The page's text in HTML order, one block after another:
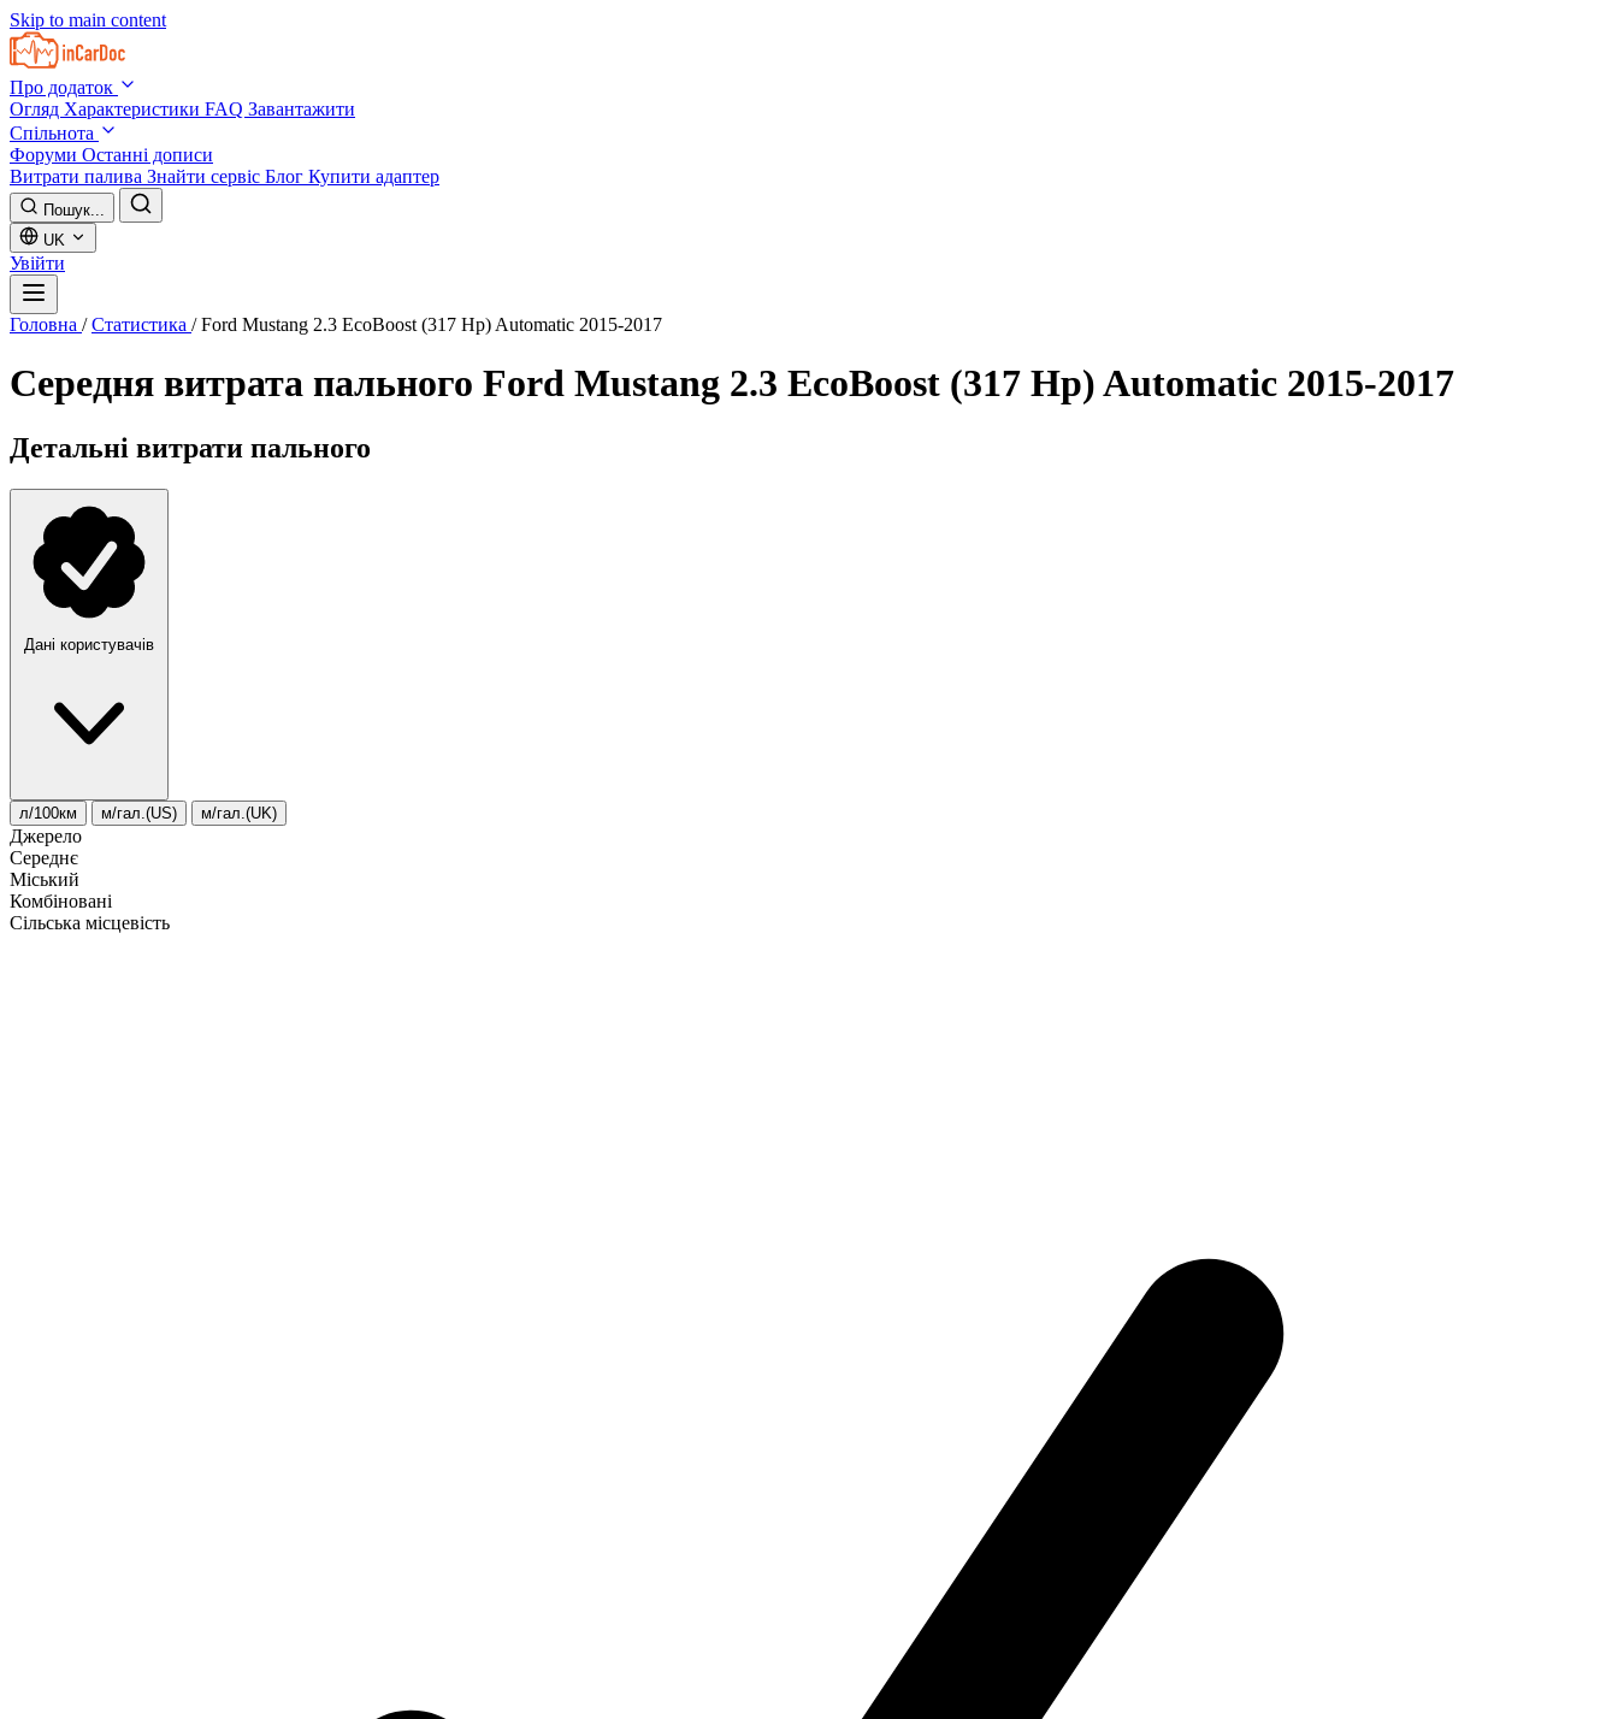
Skip to main content
Про додаток
Огляд Характеристики FAQ Завантажити
Спільнота
Форуми Останні дописи
Витрати палива Знайти сервіс Блог Купити адаптер
Пошук...
UK
Увійти
Головна / Статистика / Ford Mustang 2.3 EcoBoost (317 Hp) Automatic 2015-2017
Середня витрата пального Ford Mustang 2.3 EcoBoost (317 Hp) Automatic 2015-2017
Детальні витрати пального
Дані користувачів
л/100км м/гал.(US) м/гал.(UK)
Джерело
Середнє
Міський
Комбіновані
Сільська місцевість